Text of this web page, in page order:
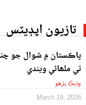
تازيون اپڊيٽس
تي ملھائي ويندي
وڌيڪ پڙهو
March 19, 2026